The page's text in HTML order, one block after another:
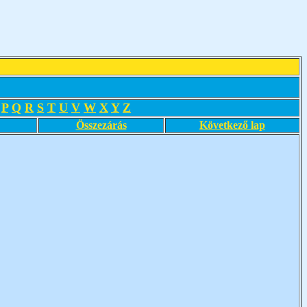
P Q R S T U V W X Y Z
Összezárás Következő lap